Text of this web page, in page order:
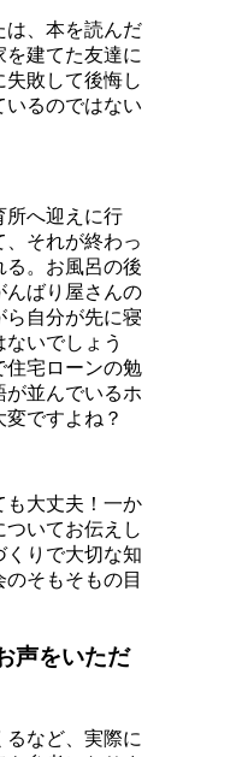
は、本を読んだ
を建てた友達に
敗して後悔し
いるのではない
所へ迎えに行
、それが終わっ
る。お風呂の後
んばり屋さんの
ら自分が先に寝
いでしょう
住宅ローンの勉
が並んでいるホ
ですよね？
も大丈夫！一か
ついてお伝えし
くりで大切な知
そもそもの目
声をいただ
など、実際に